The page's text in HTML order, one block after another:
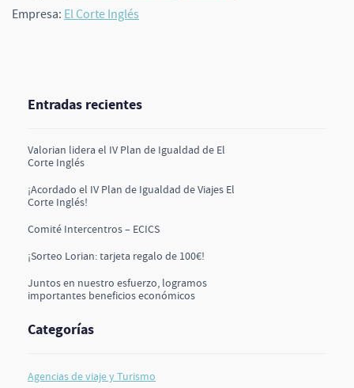
Empresa: El Corte Inglés
Entradas recientes
Valorian lidera el IV Plan de Igualdad de El
Corte Inglés
¡Acordado el IV Plan de Igualdad de Viajes El
Corte Inglés!
Comité Intercentros – ECICS
¡Sorteo Lorian: tarjeta regalo de 100€!
Juntos en nuestro esfuerzo, logramos
importantes beneficios económicos
Categorías
Agencias de viaje y Turismo